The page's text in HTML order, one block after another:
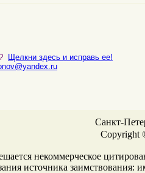
Щелкни здесь и исправь ее!
Санкт-
Copyright
некоммерческое
источника заимствования: